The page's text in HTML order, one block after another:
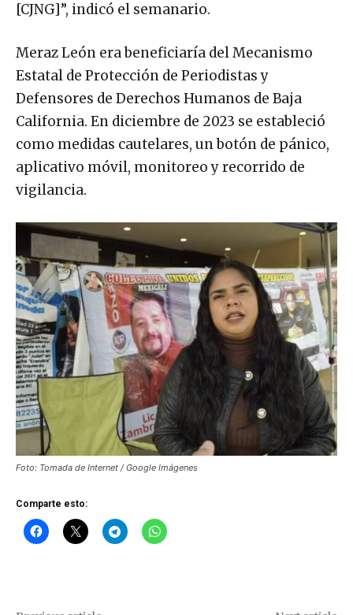
[CJNG]”, indicó el semanario.
Meraz León era beneficiaría del Mecanismo
Estatal de Protección de Periodistas y
Defensores de Derechos Humanos de Baja
California. En diciembre de 2023 se estableció
como medidas cautelares, un botón de pánico,
aplicativo móvil, monitoreo y recorrido de
vigilancia.
Foto: Tomada de Internet / Google Imágenes
Comparte esto: